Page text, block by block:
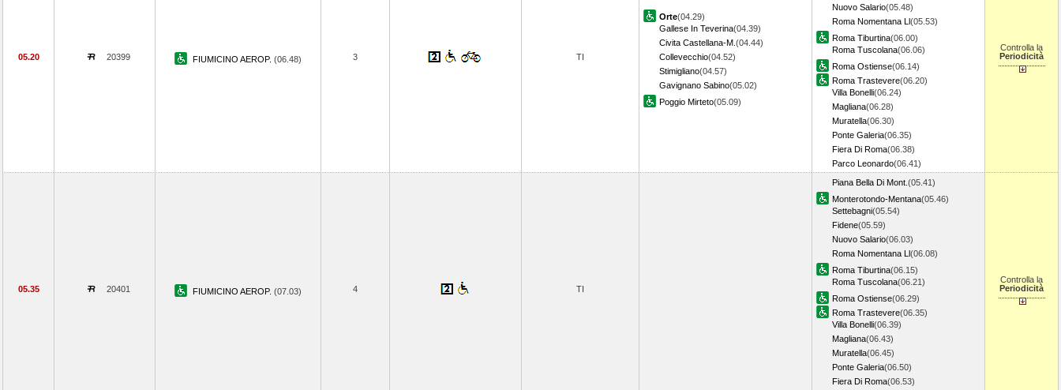
05.20 20399 FIUMICINO AEROP. (06.48) 3 TI
Orte(04.29)
Gallese In Teverina(04.39)
Civita Castellana-M. (04.44)
Collevecchio(04.52)
Stimigliano(04.57)
Gavignano Sabino(05.02)
Poggio Mirteto(05.09)
Nuovo Salario(05.48)
Roma Nomentana Ll(05.53)
Roma Tiburtina(06.00)
Roma Tuscolana(06.06)
Roma Ostiense(06.14)
Roma Trastevere(06.20)
Villa Bonelli(06.24)
Magliana(06.28)
Muratella(06.30)
Ponte Galeria(06.35)
Fiera Di Roma(06.38)
Parco Leonardo(06.41)
Controlla la
Periodicità
05.35 20401 FIUMICINO AEROP. (07.03) 4 TI
Piana Bella Di Mont. (05.41)
Monterotondo-Mentana(05.46)
Settebagni(05.54)
Fidene(05.59)
Nuovo Salario(06.03)
Roma Nomentana Ll(06.08)
Roma Tiburtina(06.15)
Roma Tuscolana(06.21)
Roma Ostiense(06.29)
Roma Trastevere(06.35)
Villa Bonelli(06.39)
Magliana(06.43)
Muratella(06.45)
Ponte Galeria(06.50)
Fiera Di Roma(06.53)
Controlla la
Periodicità